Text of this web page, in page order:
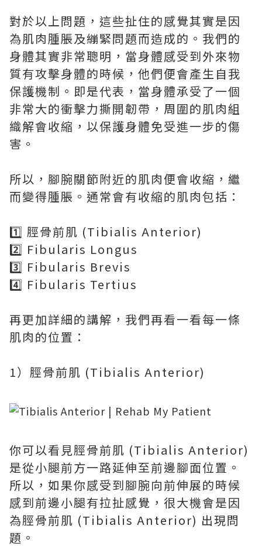
對於以上問題，這些扯住的感覺其實是因
為肌肉腫脹及繃緊問題而造成的。我們的
身體其實非常聰明，當身體感受到外來物
質有攻擊身體的時候，他們便會產生自我
保護機制。即是代表，當身體承受了一個
非常大的衝擊力撕開韌帶，周圍的肌肉組
織解會收縮，以保護身體免受進一步的傷
害。
所以，腳腕關節附近的肌肉便會收縮，繼
而變得腫脹。通常會有收縮的肌肉包括：
1️⃣ 脛骨前肌 (Tibialis Anterior)
2️⃣ Fibularis Longus
3️⃣ Fibularis Brevis
4️⃣ Fibularis Tertius
再更加詳細的講解，我們再看一看每一條
肌肉的位置：
1）脛骨前肌 (Tibialis Anterior)
你可以看見脛骨前肌 (Tibialis Anterior)
是從小腿前方一路延伸至前邊腳面位置。
所以，如果你感受到腳腕向前伸展的時候
感到前邊小腿有拉扯感覺，很大機會是因
為脛骨前肌 (Tibialis Anterior) 出現問
題。